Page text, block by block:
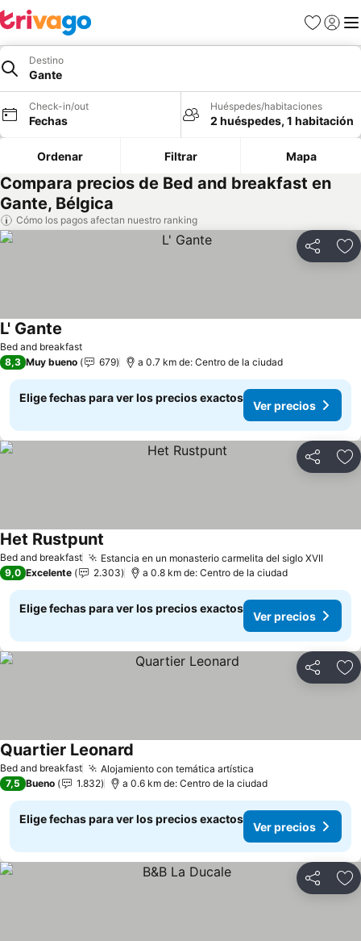
Favoritos
Iniciar
Destino
Gante
Check-in/out
Fechas
Huéspedes/habitaciones
2 huéspedes, 1 habitación
Ordenar Filtrar Mapa
Compara precios de Bed and breakfast en
Gante, Bélgica
Cómo los pagos afectan nuestro ranking
Compartir
Bed and breakfast
L' Gante
8,3 Muy bueno 679 a 0.7 km de: Centro de la ciudad
Elige fechas para ver los precios exactos
Ver precios
Compartir
Bed and breakfast Estancia en un monasterio carmelita del siglo XVII
Het Rustpunt
9,0 Excelente 2.303 a 0.8 km de: Centro de la ciudad
Elige fechas para ver los precios exactos
Ver precios
Compartir
Bed and breakfast Alojamiento con temática artística
Quartier Leonard
7,5 Bueno 1.832 a 0.6 km de: Centro de la ciudad
Elige fechas para ver los precios exactos
Ver precios
Compartir